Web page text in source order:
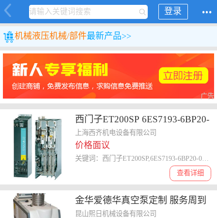
登录
机械液压机械/部件最新产品>>
广告
西门子ET200SP 6ES7193-6BP20-
0BA0 BU15-P16+A10+2B 代理商
上海西齐机电设备有限公司
价格面议
查看详细
金华爱德华真空泵定制 服务周到
昆山熙日机械设备有限公司